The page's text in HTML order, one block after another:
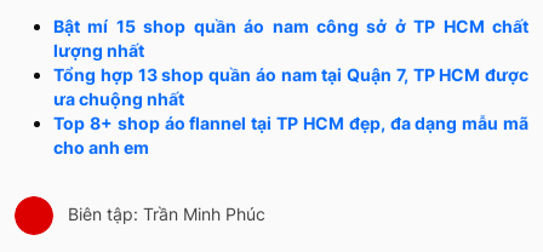
Bật mí 15 shop quần áo nam công sở ở TP HCM chất
lượng nhất
Tổng hợp 13 shop quần áo nam tại Quận 7, TP HCM được
ưa chuộng nhất
Top 8+ shop áo flannel tại TP HCM đẹp, đa dạng mẫu mã
cho anh em
Biên tập: Trần Minh Phúc